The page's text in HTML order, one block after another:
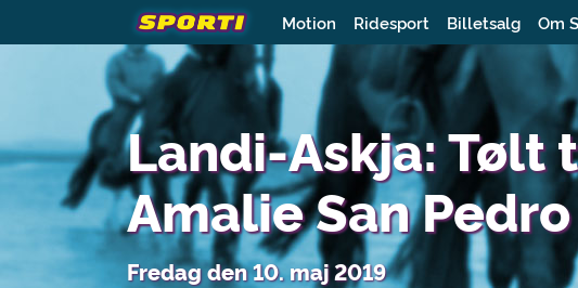
Motion Ridesport Billetsalg Om
Landi-Askja: Tølt
Amalie San Pedro
Fredag den 10. maj 2019